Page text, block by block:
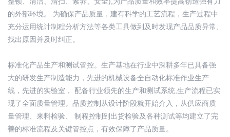
的外部环境。 为确保产品质量，建有科学的工艺流程，生产过程中
充分运用统计制程分析方法等各类工具做到及时发现产品品质异常,
找出原因并及时纠正。
标准化产品生产和测试管控。生产基地在行业中深耕多年已具备强
大的研发生产制造能力，先进的机械设备全自动化标准作业生产
线，先进的实验室， 配备行业领先的生产和测试系统,生产流程已实
现了全面质量管理。品质控制从设计阶段就开始介入，从供应商质
量管理、来料检验、 制程控制到出货检验及各种测试等均建立了完
善的标准流程及关键管控点，有效保障了产品质量。